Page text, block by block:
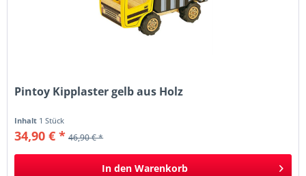
Pintoy Kipplaster gelb aus Holz
Inhalt 1 Stück
34,90 € * 46,90 € *
In den Warenkorb